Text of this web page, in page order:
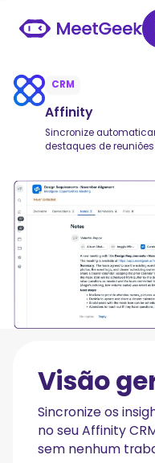
CRM
Affinity
Sincronize
destaques de
Visão
Sincronize os
no seu Affinity
sem nenhum